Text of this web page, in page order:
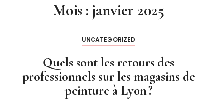
Mois : janvier 2025
UNCATEGORIZED
Quels sont les retours des
professionnels sur les magasins de
peinture à Lyon ?